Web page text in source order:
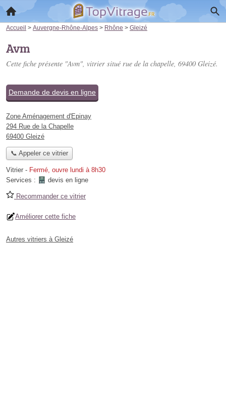
Accueil > Auvergne-Rhône-Alpes > Rhône > Gleizé
Avm
Cette fiche présente "Avm", vitrier situé rue de la chapelle, 69400 Gleizé.
Demande de devis en ligne
Zone Aménagement d'Epinay
294 Rue de la Chapelle
69400 Gleizé
📞 Appeler ce vitrier
Vitrier - Fermé, ouvre lundi à 8h30
Services :
devis en ligne
Recommander ce vitrier
Améliorer cette fiche
Autres vitriers à Gleizé